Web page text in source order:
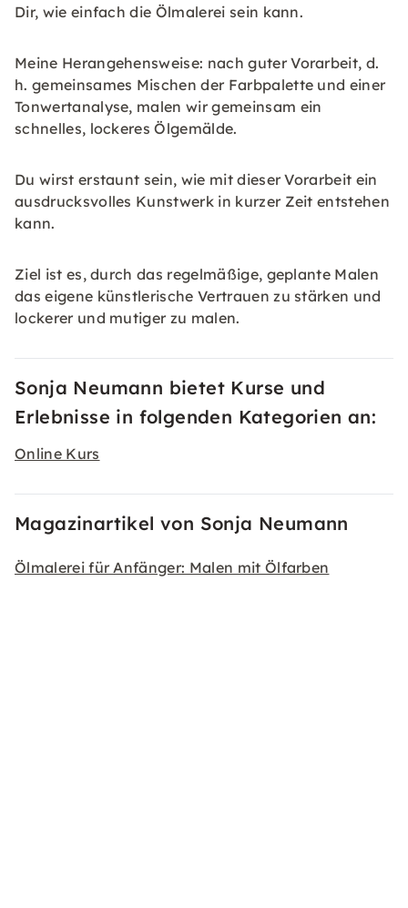
Dir, wie einfach die Ölmalerei sein kann.
Meine Herangehensweise: nach guter Vorarbeit, d.
h. gemeinsames Mischen der Farbpalette und einer
Tonwertanalyse, malen wir gemeinsam ein
schnelles, lockeres Ölgemälde.
Du wirst erstaunt sein, wie mit dieser Vorarbeit ein
ausdrucksvolles Kunstwerk in kurzer Zeit entstehen
kann.
Ziel ist es, durch das regelmäßige, geplante Malen
das eigene künstlerische Vertrauen zu stärken und
lockerer und mutiger zu malen.
Sonja Neumann bietet Kurse und
Erlebnisse in folgenden Kategorien an:
Online Kurs
Magazinartikel von Sonja Neumann
Ölmalerei für Anfänger: Malen mit Ölfarben